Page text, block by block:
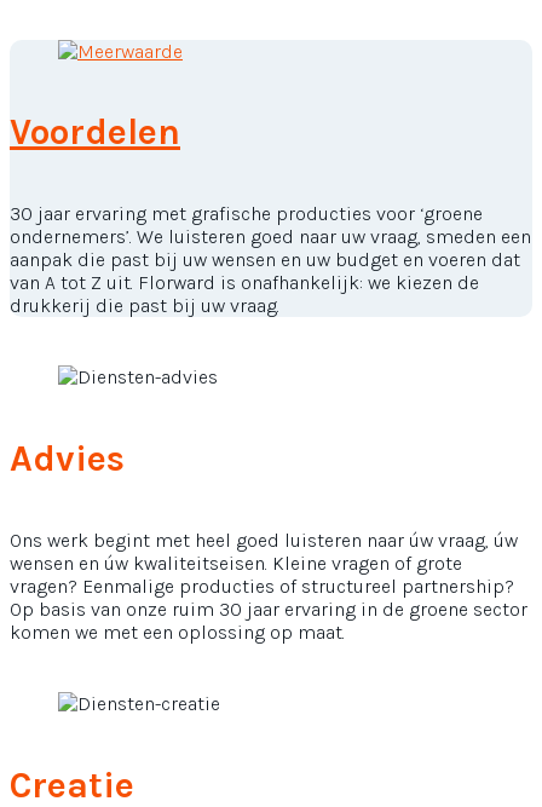
Voordelen
30 jaar ervaring met grafische producties voor ‘groene
ondernemers’. We luisteren goed naar uw vraag, smeden een
aanpak die past bij uw wensen en uw budget en voeren dat
van A tot Z uit. Florward is onafhankelijk: we kiezen de
drukkerij die past bij uw vraag.
Advies
Ons werk begint met heel goed luisteren naar úw vraag, úw
wensen en úw kwaliteitseisen. Kleine vragen of grote
vragen? Eenmalige producties of structureel partnership?
Op basis van onze ruim 30 jaar ervaring in de groene sector
komen we met een oplossing op maat.
Creatie